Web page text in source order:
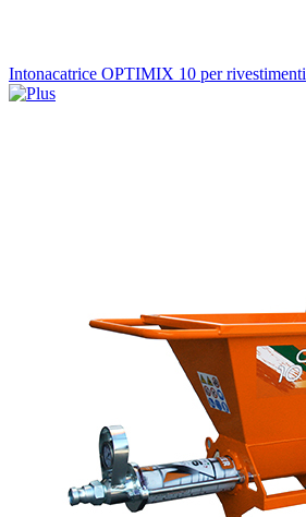
Intonacatrice OPTIMIX 10 per rivestimenti